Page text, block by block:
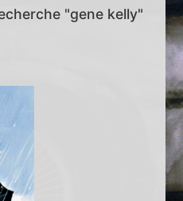
"gene kelly"